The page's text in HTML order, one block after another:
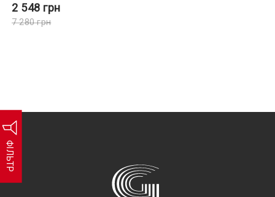
ФІЛЬТР
2 548 грн
7 280грн